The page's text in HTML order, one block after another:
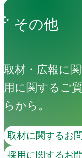
その他
取材・広報に
用に関するご
らから。
取材に関するお
採用に関するお